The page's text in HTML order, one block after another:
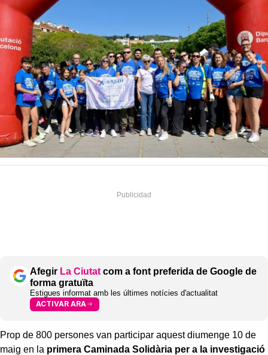
Afegir La Ciutat com a font preferida de Google de
forma gratuïta
Estigues informat amb les últimes notícies d'actualitat
ACTIVAR ARA
Prop de 800 persones van participar aquest diumenge 10 de
maig en la primera Caminada Solidària per a la investigació